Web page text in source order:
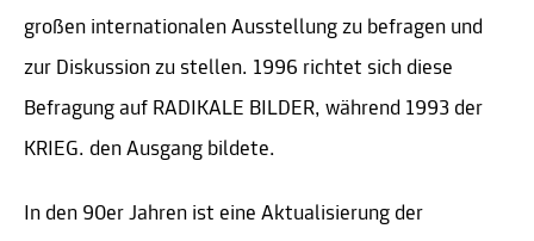
großen internationalen Ausstellung zu befragen und
zur Diskussion zu stellen. 1996 richtet sich diese
Befragung auf RADIKALE BILDER, während 1993 der
KRIEG. den Ausgang bildete.
In den 90er Jahren ist eine Aktualisierung der